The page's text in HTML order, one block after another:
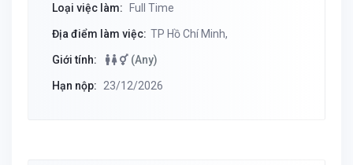
Loại việc làm: Full Time
Địa điểm làm việc: TP Hồ Chí Minh,
Giới tính: (Any)
Hạn nộp: 23/12/2026